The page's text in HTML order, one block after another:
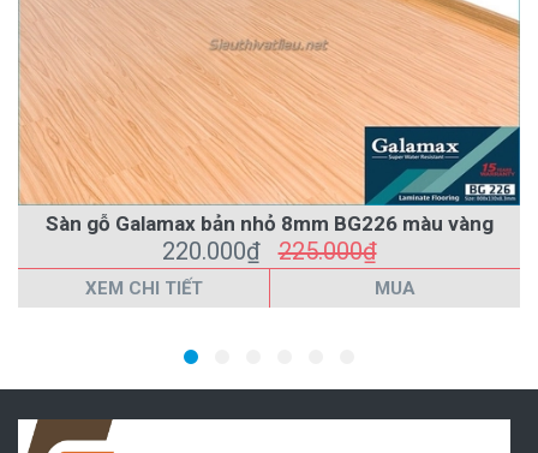
Sàn gỗ Galamax bản nhỏ 8mm BG226 màu vàng
220.000₫225.000₫
XEM CHI TIẾT MUA